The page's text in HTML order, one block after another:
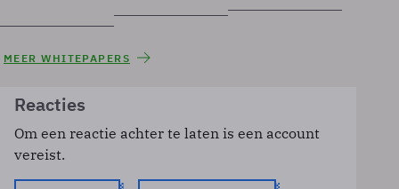
MEER WHITEPAPERS
Reacties
Om een reactie achter te laten is een account
vereist.